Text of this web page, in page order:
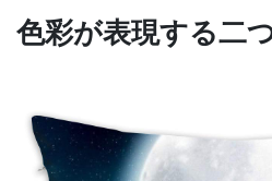
色彩が表現する二